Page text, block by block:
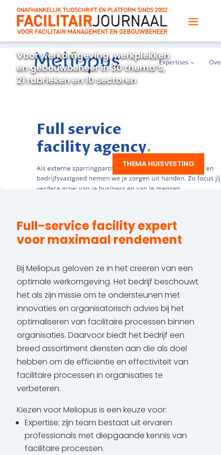
Voor werkomgeving, werkplekken
en gebouwbeheer in 30 thema’s,
21 rubrieken en 10 sectoren
THEMA HUISVESTING
Full-service facility expert
voor maximaal rendement
Bij Meliopus geloven ze in het creëren van een
optimale werkomgeving. Het bedrijf beschouwt
het als zijn missie om te ondersteunen met
innovaties en organisatorisch advies bij het
optimaliseren van facilitaire processen binnen
organisaties. Daarvoor biedt het bedrijf een
breed assortiment diensten aan die als doel
hebben om de efficiëntie en effectiviteit van
facilitaire processen in organisaties te
verbeteren.
Kiezen voor Meliopus is een keuze voor:
Expertise: zijn team bestaat uit ervaren
professionals met diepgaande kennis van
facilitaire processen.